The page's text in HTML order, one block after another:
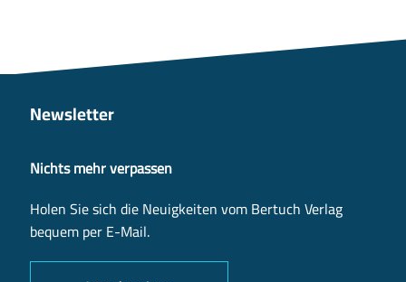
Newsletter
Nichts mehr verpassen
Holen Sie sich die Neuigkeiten vom Bertuch Verlag
bequem per E-Mail.